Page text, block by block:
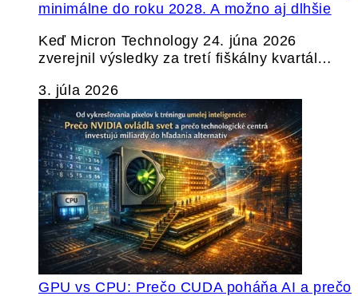
minimálne do roku 2028. A možno aj dlhšie
Keď Micron Technology 24. júna 2026
zverejnil výsledky za tretí fiškálny kvartál…
3. júla 2026
GPU vs CPU: Prečo CUDA poháňa AI a prečo